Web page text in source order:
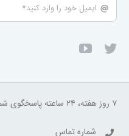
۷ روز هفته، ۲۴ ساعته پاسخگوی شما هستیم.
شماره تماس